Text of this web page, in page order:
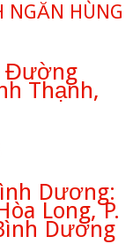
NGĂN HÙNG
Đường
Thạnh,
Dương:
Long, P.
Dương